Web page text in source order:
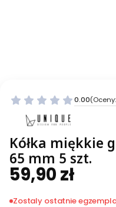
0.00
Kółka miękkie
65 mm 5 szt.
Cena
59,90 zł
Zostaly ostatnie